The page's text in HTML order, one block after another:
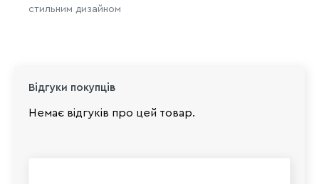
стильним дизайном
Відгуки покупців
Немає відгуків про цей товар.